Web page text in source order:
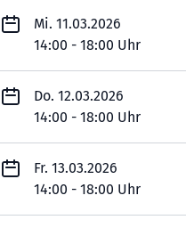
Mi. 11.03.2026
14:00 - 18:00 Uhr
Do. 12.03.2026
14:00 - 18:00 Uhr
Fr. 13.03.2026
14:00 - 18:00 Uhr